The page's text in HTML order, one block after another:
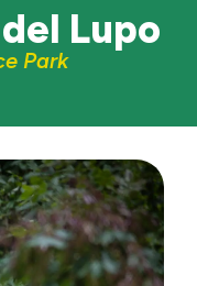
Lupo
Park